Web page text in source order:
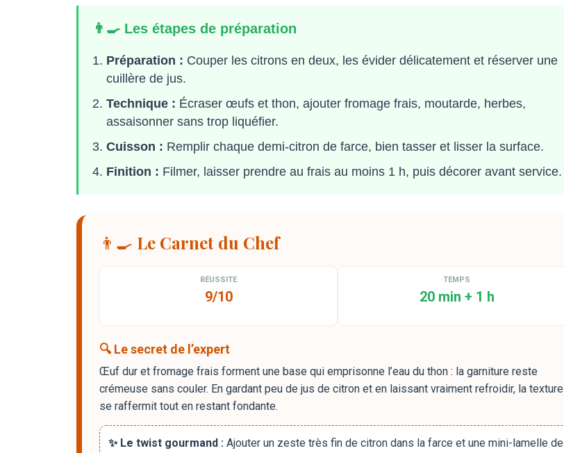
👨‍🍳 Les étapes de préparation
Préparation : Couper les citrons en deux, les évider délicatement et réserver une
cuillère de jus.
Technique : Écraser œufs et thon, ajouter fromage frais, moutarde, herbes,
assaisonner sans trop liquéfier.
Cuisson : Remplir chaque demi-citron de farce, bien tasser et lisser la surface.
Finition : Filmer, laisser prendre au frais au moins 1 h, puis décorer avant service.
👨‍🍳 Le Carnet du Chef
RÉUSSITE
9/10
TEMPS
20 min + 1 h
🔍 Le secret de l’expert
Œuf dur et fromage frais forment une base qui emprisonne l’eau du thon : la garniture reste
crémeuse sans couler. En gardant peu de jus de citron et en laissant vraiment refroidir, la texture
se raffermit tout en restant fondante.
✨ Le twist gourmand : Ajouter un zeste très fin de citron dans la farce et une mini-lamelle de